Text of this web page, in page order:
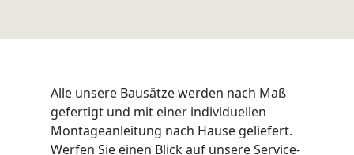
Alle unsere Bausätze werden nach Maß
gefertigt und mit einer individuellen
Montageanleitung nach Hause geliefert.
Werfen Sie einen Blick auf unsere Service-